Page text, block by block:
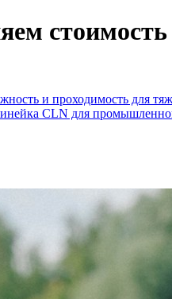
и проходимость для
CLN для